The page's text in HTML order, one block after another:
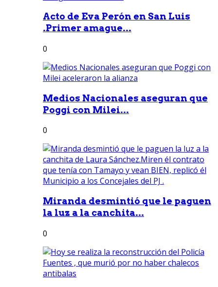
Acto de Eva Perón en San Luis
.Primer amague...
0
Medios Nacionales aseguran que
Poggi con Milei...
0
Miranda desmintió que le paguen
la luz a la canchita...
0